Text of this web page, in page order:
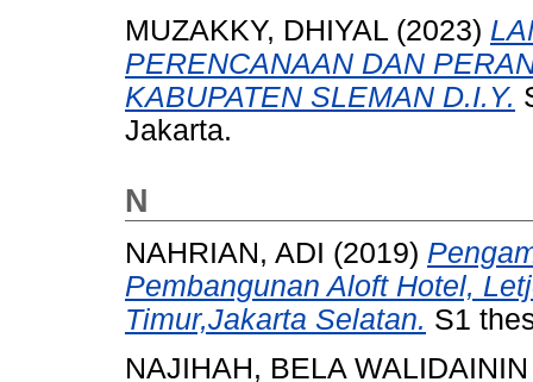
MUZAKKY, DHIYAL (2023)
PERENCANAAN DAN
KABUPATEN SLEMAN D.I.Y.
Jakarta.
N
NAHRIAN, ADI (2019)
Pembangunan Aloft Hotel,
Timur,Jakarta Selatan. S1
NAJIHAH, BELA WALIDAININ